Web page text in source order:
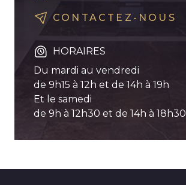
CONTACTEZ-NOUS
HORAIRES
Du mardi au vendredi
de 9h15 à 12h et de 14h à 19h
Et le samedi
de 9h à 12h30 et de 14h à 18h30